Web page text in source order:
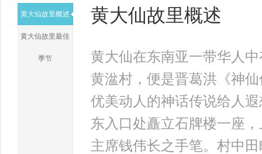
黄大仙故里概述
黄大仙故里最佳
季节
黄大仙故里概述
黄大仙在东南亚一带华人
黄湓村，便是晋葛洪《神
优美动人的神话传说给人
东入口处矗立石牌楼一座
主席钱伟长之手笔。村中